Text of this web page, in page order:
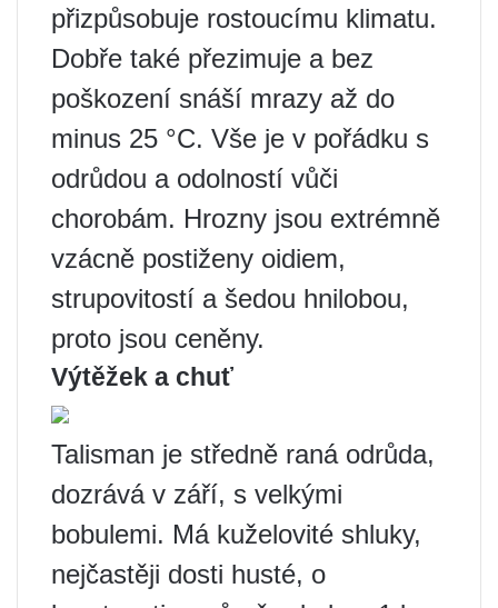
přizpůsobuje rostoucímu klimatu.
Dobře také přezimuje a bez
poškození snáší mrazy až do
minus 25 °C. Vše je v pořádku s
odrůdou a odolností vůči
chorobám. Hrozny jsou extrémně
vzácně postiženy oidiem,
strupovitostí a šedou hnilobou,
proto jsou ceněny.
Výtěžek a chuť
Talisman je středně raná odrůda,
dozrává v září, s velkými
bobulemi. Má kuželovité shluky,
nejčastěji dosti husté, o